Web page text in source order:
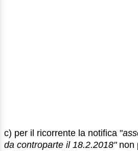
c) per il ricorrente la notifica "
da controparte il 18.2.2018"non